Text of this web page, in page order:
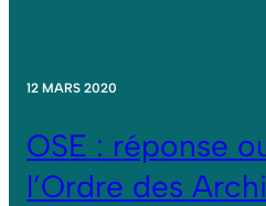
12 MARS 2020
OSE : réponse
l’Ordre des